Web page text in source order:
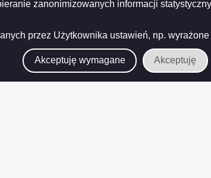
zanonimizowanych informacji
przez Użytkownika ustawień, np. wyrażone
Akceptuję wymagane Akceptuję